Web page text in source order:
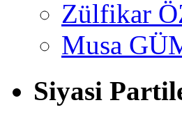
Zülfikar
Musa
Siyasi